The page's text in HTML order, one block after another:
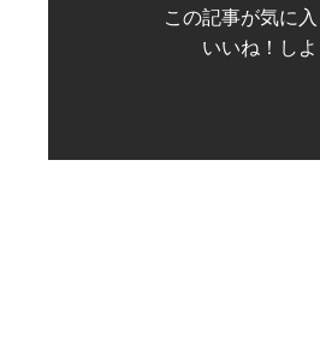
この記事が気に
いいね！しよ